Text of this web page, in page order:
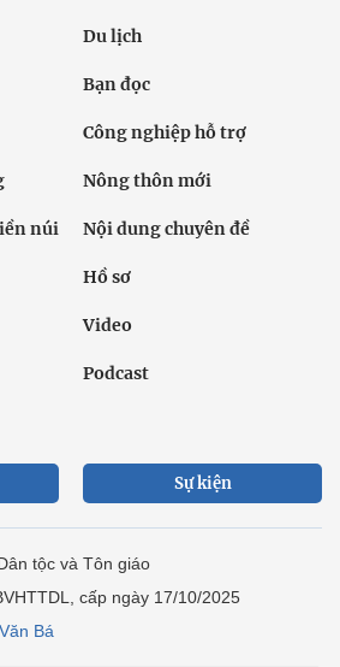
Du lịch
Bạn đọc
Công nghiệp hỗ trợ
Nông thôn mới
núi Nội dung chuyên đề
Hồ sơ
Video
Podcast
Sự kiện
tộc và Tôn giáo
cấp ngày 17/10/2025
Bá